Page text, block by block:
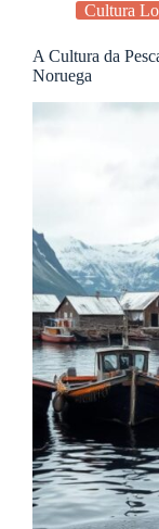
Cultura
A Cultura da
Noruega